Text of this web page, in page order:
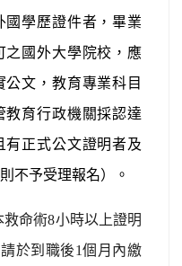
國學歷證件者，畢業
之國外大學院校，應
文，教育專業科目
教育行政機關採認達
有正式公文證明者及
不予受理報名）。
救命術8小時以上證明
於到職後1個月內繳